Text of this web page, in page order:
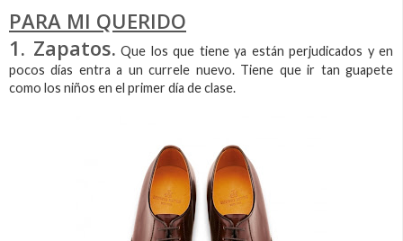
PARA MI QUERIDO
1. Zapatos. Que los que tiene ya están perjudicados y en
pocos días entra a un currele nuevo. Tiene que ir tan guapete
como los niños en el primer día de clase.